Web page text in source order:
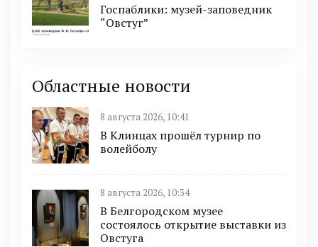
Госпаблики: музей-заповедник
“Овстуг”
Областные новости
8 августа 2026, 10:41
В Клинцах прошёл турнир по
волейболу
8 августа 2026, 10:34
В Белгородском музее
состоялось открытие выставки из
Овстуга